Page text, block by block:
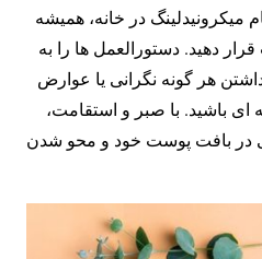
میکرونیدلینگ در خانه، همیشه
دهید. دستورالعمل ها را به
هر گونه نگرانی یا عوارض
ای باشید. با صبر و استقامت،
در بافت پوست خود و محو شدن